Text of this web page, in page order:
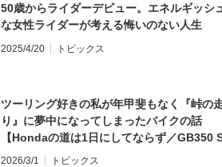
50歳からライダーデビュー。エネルギッシ
な女性ライダーが考える悔いのない人生
2025/4/20 トピックス
ツーリング好きの私が年甲斐もなく『峠の
り』に夢中になってしまったバイクの話
【Hondaの道は1日にしてならず／GB350
インプレ・レビュー 前編】
2026/3/1 トピックス